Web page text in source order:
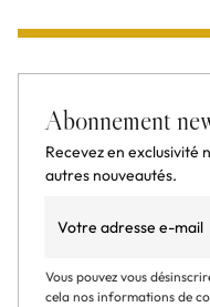
Abonnement
Recevez en exclusivité
autres nouveautés.
Vous pouvez vous
cela nos informations de